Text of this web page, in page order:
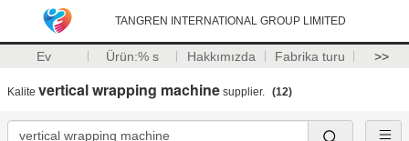
TANGREN INTERNATIONAL GROUP LIMITED
Ev Ürün:% s Hakkımızda Fabrika turu >>
Kalite vertical wrapping machine supplier. (12)